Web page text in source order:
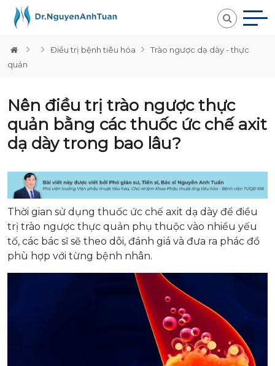
Điều trị bệnh tiêu hóa
Trào ngược dạ dày - thực
quản
Nên điều trị trào ngược thực
quản bằng các thuốc ức chế axit
dạ dày trong bao lâu?
Thời gian sử dụng thuốc ức chế axit dạ dày để điều
trị trào ngược thực quản phụ thuộc vào nhiều yếu
tố, các bác sĩ sẽ theo dõi, đánh giá và đưa ra phác đồ
phù hợp với từng bệnh nhân.